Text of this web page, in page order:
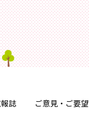
誌 ご意見・ご要望